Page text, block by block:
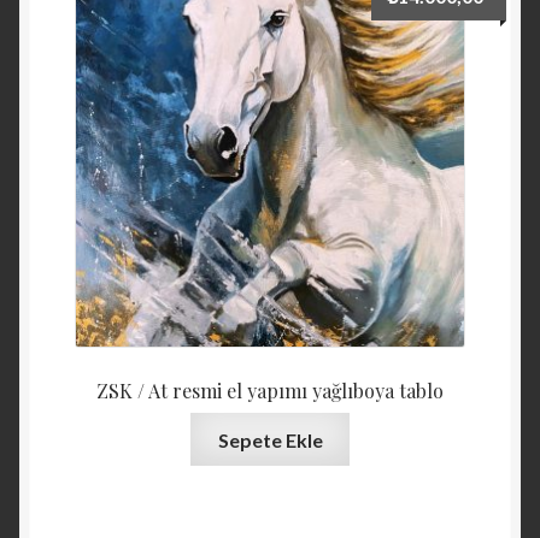
ZSK / At resmi el yapımı yağlıboya tablo
Sepete Ekle